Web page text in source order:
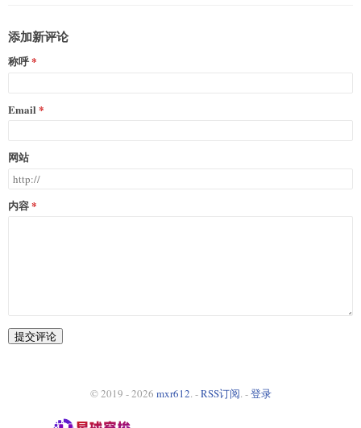
添加新评论
称呼
Email
网站
内容
提交评论
© 2019 - 2026 mxr612. -RSS订阅. -登录